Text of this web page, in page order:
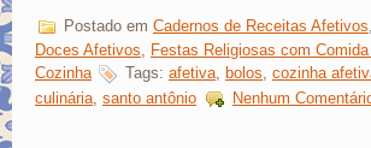
Postado em Cadernos de Receitas Afetivos
Doces Afetivos, Festas Religiosas com
Cozinha
Tags: afetiva, bolos, cozinha
culinária, santo antônio Nenhum